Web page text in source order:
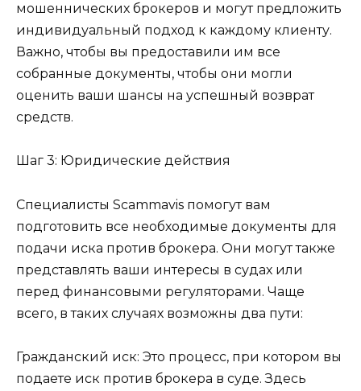
мошеннических брокеров и могут предложить
индивидуальный подход к каждому клиенту.
Важно, чтобы вы предоставили им все
собранные документы, чтобы они могли
оценить ваши шансы на успешный возврат
средств.
Шаг 3: Юридические действия
Специалисты Scammavis помогут вам
подготовить все необходимые документы для
подачи иска против брокера. Они могут также
представлять ваши интересы в судах или
перед финансовыми регуляторами. Чаще
всего, в таких случаях возможны два пути:
Гражданский иск: Это процесс, при котором вы
подаете иск против брокера в суде. Здесь